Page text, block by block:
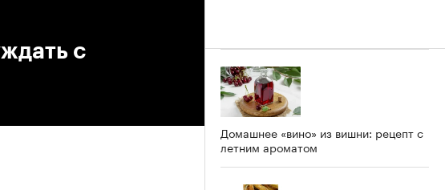
с
Домашнее «вино» из вишни: рецепт с
летним ароматом